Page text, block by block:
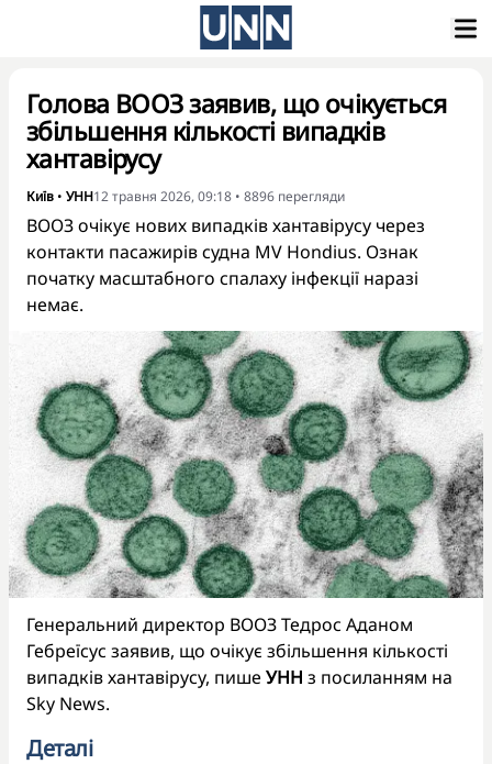
Голова ВООЗ заявив, що очікується
збільшення кількості випадків
хантавірусу
Київ • УНН12 травня 2026, 09:18 • 8896 перегляди
ВООЗ очікує нових випадків хантавірусу через
контакти пасажирів судна MV Hondius. Ознак
початку масштабного спалаху інфекції наразі
немає.
Генеральний директор ВООЗ Тедрос Аданом
Гебреїсус заявив, що очікує збільшення кількості
випадків хантавірусу, пише УНН з посиланням на
Sky News.
Деталі